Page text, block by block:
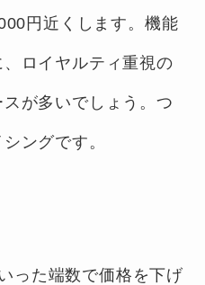
円近くします。機能
ロイヤルティ重視の
が多いでしょう。つ
ングです。
った端数で価格を下げ